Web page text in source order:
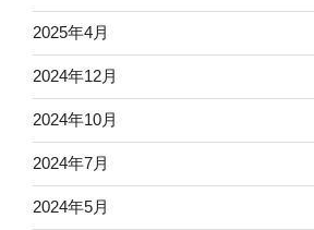
2025年4月
2024年12月
2024年10月
2024年7月
2024年5月